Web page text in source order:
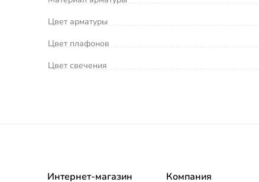
Цвет арматуры
Цвет плафонов
Цвет свечения
Интернет-магазин
Компания